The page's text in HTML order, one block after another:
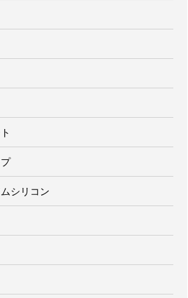
シリコン